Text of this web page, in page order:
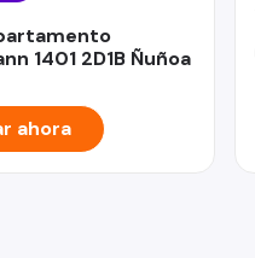
1401 2D1B Ñuñoa
ahora